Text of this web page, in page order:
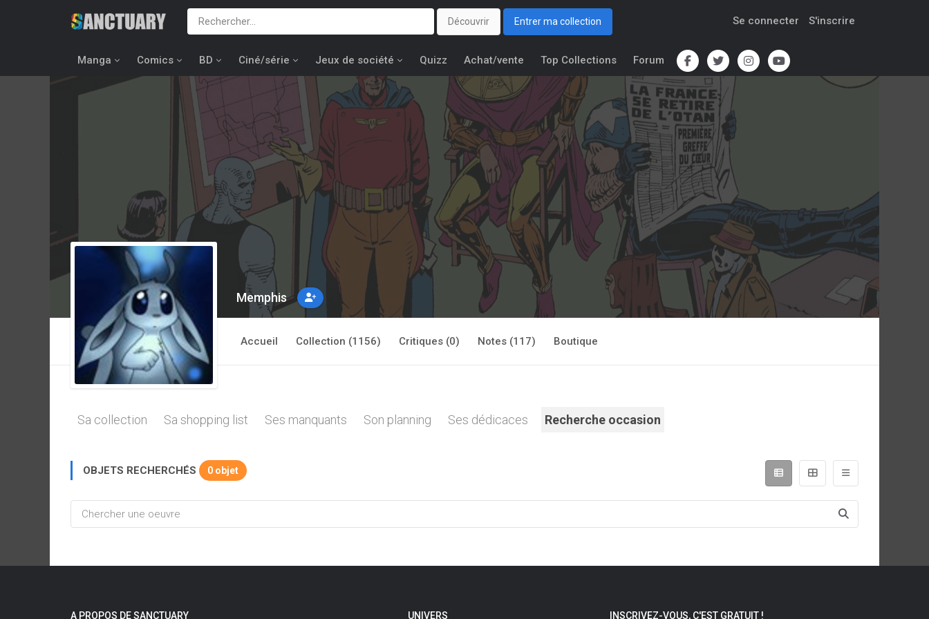
Découvrir Entrer ma collection Se connecter S'inscrire
Manga Comics BD Ciné/série Jeux de société Quizz Achat/vente Top Collections Forum
Memphis
Accueil Collection (1156) Critiques (0) Notes (117) Boutique
Sa collection Sa shopping list Ses manquants Son planning Ses dédicaces Recherche occasion
OBJETS RECHERCHÉS 0 objet
A PROPOS DE SANCTUARY UNIVERS INSCRIVEZ-VOUS, C'EST GRATUIT !